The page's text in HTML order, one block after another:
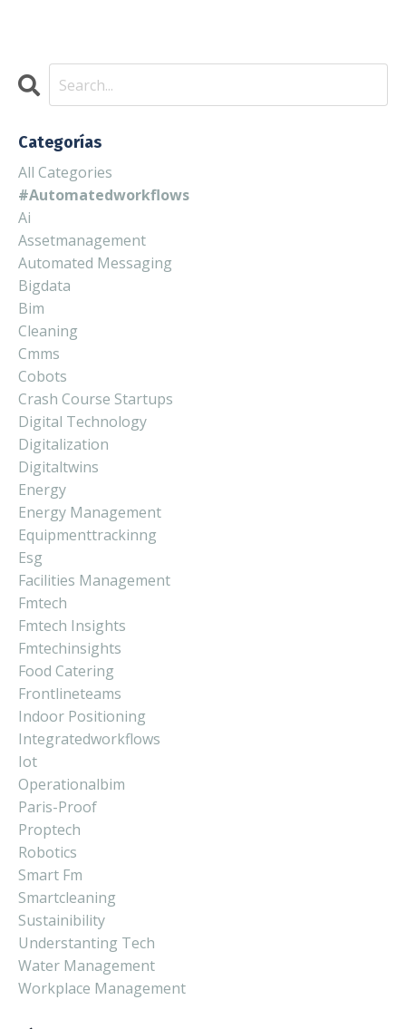
Categorías
All Categories
#automatedworkflows
Ai
Assetmanagement
Automated Messaging
Bigdata
Bim
Cleaning
Cmms
Cobots
Crash Course Startups
Digital Technology
Digitalization
Digitaltwins
Energy
Energy Management
Equipmenttrackinng
Esg
Facilities Management
Fmtech
Fmtech Insights
Fmtechinsights
Food Catering
Frontlineteams
Indoor Positioning
Integratedworkflows
Iot
Operationalbim
Paris-Proof
Proptech
Robotics
Smart Fm
Smartcleaning
Sustainibility
Understanting Tech
Water Management
Workplace Management